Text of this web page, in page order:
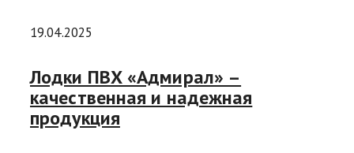
19.04.2025
Лодки ПВХ «Адмирал» –
качественная и надежная
продукция